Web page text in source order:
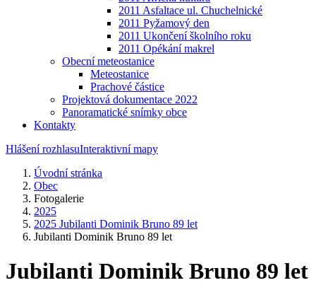
2011 Asfaltace ul. Chuchelnické
2011 Pyžamový den
2011 Ukončení školního roku
2011 Opékání makrel
Obecní meteostanice
Meteostanice
Prachové částice
Projektová dokumentace 2022
Panoramatické snímky obce
Kontakty
Hlášení rozhlasuInteraktivní mapy
Úvodní stránka
Obec
Fotogalerie
2025
2025 Jubilanti Dominik Bruno 89 let
Jubilanti Dominik Bruno 89 let
Jubilanti Dominik Bruno 89 let